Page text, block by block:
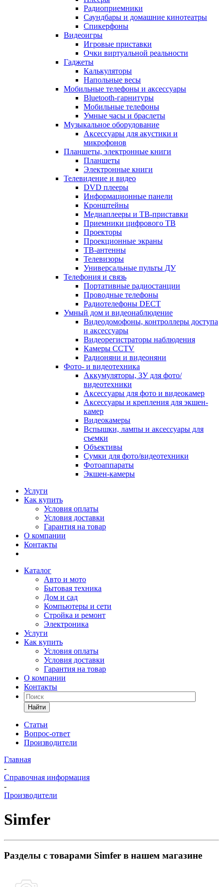
Радиоприемники
Саундбары и домашние кинотеатры
Спикерфоны
Видеоигры
Игровые приставки
Очки виртуальной реальности
Гаджеты
Калькуляторы
Напольные весы
Мобильные телефоны и аксессуары
Bluetooth-гарнитуры
Мобильные телефоны
Умные часы и браслеты
Музыкальное оборудование
Аксессуары для акустики и
микрофонов
Планшеты, электронные книги
Планшеты
Электронные книги
Телевидение и видео
DVD плееры
Информационные панели
Кронштейны
Медиаплееры и ТВ-приставки
Приемники цифрового ТВ
Проекторы
Проекционные экраны
ТВ-антенны
Телевизоры
Универсальные пульты ДУ
Телефония и связь
Портативные радиостанции
Проводные телефоны
Радиотелефоны DECT
Умный дом и видеонаблюдение
Видеодомофоны, контроллеры доступа
и аксессуары
Видеорегистраторы наблюдения
Камеры CCTV
Радионяни и видеоняни
Фото- и видеотехника
Аккумуляторы, ЗУ для фото/
видеотехники
Аксессуары для фото и видеокамер
Аксессуары и крепления для экшен-
камер
Видеокамеры
Вспышки, лампы и аксессуары для
съемки
Объективы
Сумки для фото/видеотехники
Фотоаппараты
Экшен-камеры
Услуги
Как купить
Условия оплаты
Условия доставки
Гарантия на товар
О компании
Контакты
Каталог
Авто и мото
Бытовая техника
Дом и сад
Компьютеры и сети
Стройка и ремонт
Электроника
Услуги
Как купить
Условия оплаты
Условия доставки
Гарантия на товар
О компании
Контакты
Найти
Статьи
Вопрос-ответ
Производители
Главная
-
Справочная информация
-
Производители
Simfer
Разделы с товарами Simfer в нашем магазине